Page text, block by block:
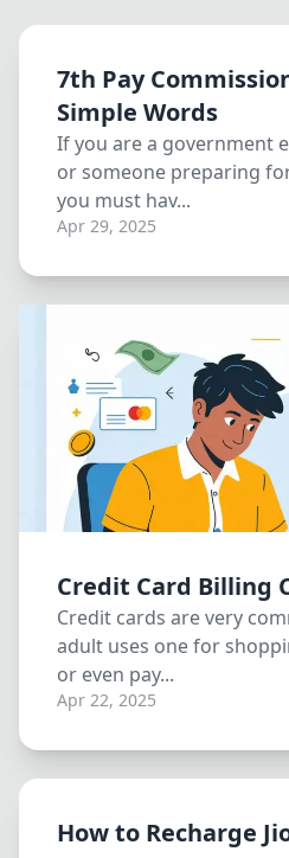
7th Pay
Simple Words
If you are a government
or someone preparing
you must hav...
Apr 29, 2025
Credit Card Billing
Credit cards are very
adult uses one for
or even pay...
Apr 22, 2025
How to Recharge